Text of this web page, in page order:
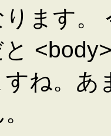
ります。
すね。あ